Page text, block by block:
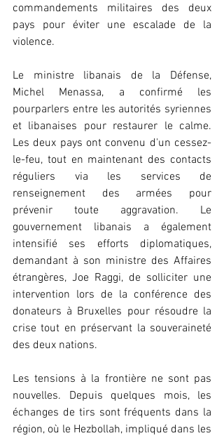
commandements militaires des deux
pays pour éviter une escalade de la
violence.
Le ministre libanais de la Défense,
Michel Menassa, a confirmé les
pourparlers entre les autorités syriennes
et libanaises pour restaurer le calme.
Les deux pays ont convenu d'un cessez-
le-feu, tout en maintenant des contacts
réguliers via les services de
renseignement des armées pour
prévenir toute aggravation. Le
gouvernement libanais a également
intensifié ses efforts diplomatiques,
demandant à son ministre des Affaires
étrangères, Joe Raggi, de solliciter une
intervention lors de la conférence des
donateurs à Bruxelles pour résoudre la
crise tout en préservant la souveraineté
des deux nations.
Les tensions à la frontière ne sont pas
nouvelles. Depuis quelques mois, les
échanges de tirs sont fréquents dans la
région, où le Hezbollah, impliqué dans les